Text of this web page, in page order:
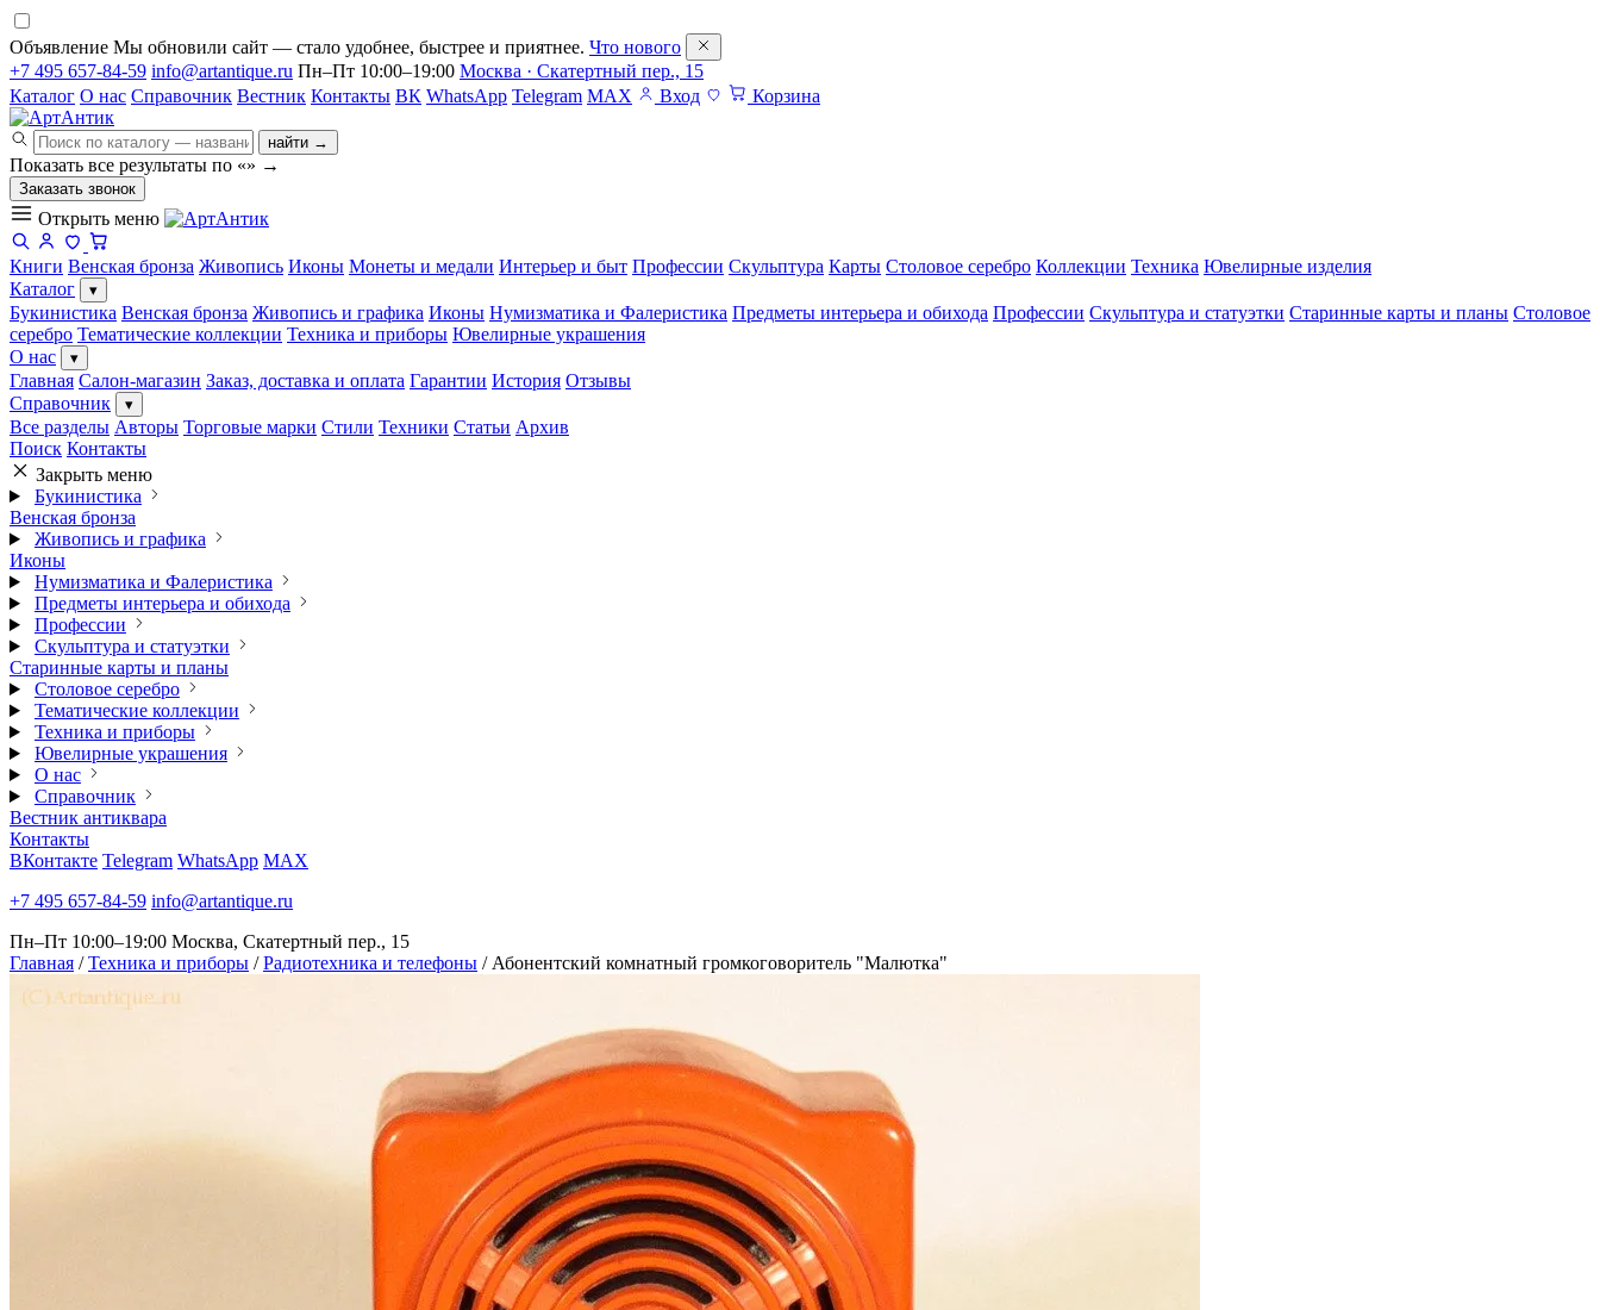
Объявление Мы обновили сайт — стало удобнее, быстрее и приятнее. Что нового
+7 495 657-84-59 info@artantique.ru Пн–Пт 10:00–19:00 Москва · Скатертный пер., 15
Каталог О нас Справочник Вестник Контакты ВК WhatsApp Telegram MAX Вход Корзина
найти →
Показать все результаты по «» →
Заказать звонок
Открыть меню
Книги Венская бронза Живопись Иконы Монеты и медали Интерьер и быт Профессии Скульптура Карты Столовое серебро Коллекции Техника Ювелирные изделия
Каталог
▾
Букинистика Венская бронза Живопись и графика Иконы Нумизматика и Фалеристика Предметы интерьера и обихода Профессии Скульптура и статуэтки Старинные карты и планы Столовое
серебро Тематические коллекции Техника и приборы Ювелирные украшения
О нас
▾
Главная Салон-магазин Заказ, доставка и оплата Гарантии История Отзывы
Справочник
▾
Все разделы Авторы Торговые марки Стили Техники Статьи Архив
Поиск Контакты
Закрыть меню
Букинистика
Венская бронза
Живопись и графика
Иконы
Нумизматика и Фалеристика
Предметы интерьера и обихода
Профессии
Скульптура и статуэтки
Старинные карты и планы
Столовое серебро
Тематические коллекции
Техника и приборы
Ювелирные украшения
О нас
Справочник
Вестник антиквара
Контакты
ВКонтакте Telegram WhatsApp MAX
+7 495 657-84-59 info@artantique.ru
Пн–Пт 10:00–19:00 Москва, Скатертный пер., 15
Главная / Техника и приборы / Радиотехника и телефоны / Абонентский комнатный громкоговоритель "Малютка"